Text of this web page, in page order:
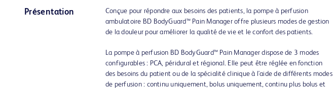
Présentation
Conçue pour répondre aux besoins des patients, la pompe à perfusion
ambulatoire BD BodyGuard™ Pain Manager offre plusieurs modes de gestion
de la douleur pour améliorer la qualité de vie et le confort des patients.
La pompe à perfusion BD BodyGuard™ Pain Manager dispose de 3 modes
configurables : PCA, péridural et régional. Elle peut être réglée en fonction
des besoins du patient ou de la spécialité clinique à l'aide de différents modes
de perfusion : continu uniquement, bolus uniquement, continu plus bolus et